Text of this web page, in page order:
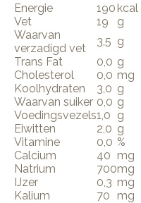
Energie 190 kcal
Vet
19
g
Waarvan
verzadigd vet
3,5 g
Trans Fat
0,0 g
Cholesterol
0,0 mg
Koolhydraten
3,0 g
Waarvan suiker 0,0 g
Voedingsvezels1,0 g
Eiwitten
2,0 g
Vitamine
0,0 %
Calcium
40 mg
Natrium
700mg
IJzer
0,3 mg
Kalium
70 mg